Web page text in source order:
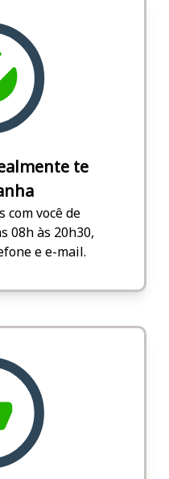
te
com você de
08h às 20h30,
e e-mail.